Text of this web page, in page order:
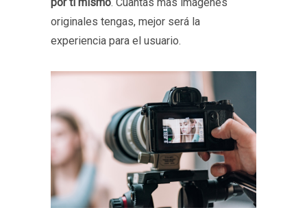
originales tengas, mejor será la
experiencia para el usuario.